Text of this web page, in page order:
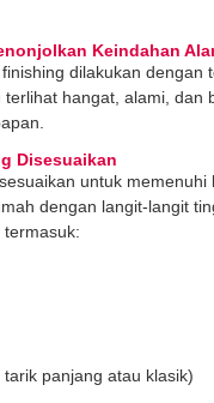
Keindahan
dilakukan dengan
hangat, alami,
Disesuaikan
untuk
dengan langit-langit
panjang atau klasik)